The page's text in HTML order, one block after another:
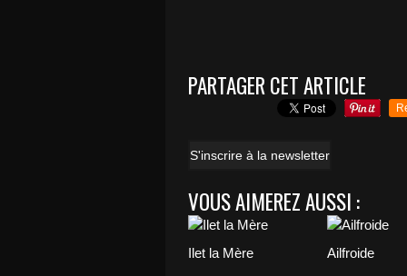
PARTAGER CET ARTICLE
S'inscrire à la newsletter
VOUS AIMEREZ AUSSI :
Ilet la Mère Ailfroide